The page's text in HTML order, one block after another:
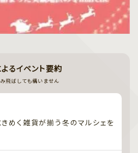
るイベント要約
飛ばしても構いません
めく雑貨が揃う冬のマルシェを